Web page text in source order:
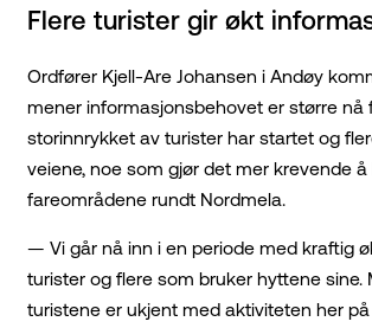
Flere turister gir økt
Ordfører Kjell-Are Johansen i Andøy
mener informasjonsbehovet er større nå
storinnrykket av turister har startet og
veiene, noe som gjør det mer krevende
fareområdene rundt Nordmela.
— Vi går nå inn i en periode med kraftig
turister og flere som bruker hyttene sine.
turistene er ukjent med aktiviteten her